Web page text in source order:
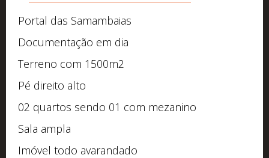
Portal das Samambaias
Documentação em dia
Terreno com 1500m2
Pé direito alto
02 quartos sendo 01 com mezanino
Sala ampla
Imóvel todo avarandado